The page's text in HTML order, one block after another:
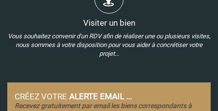
Visiter un bien
Vous souhaitez convenir d'un RDV afin de réaliser une ou plusieurs visites,
nous sommes à votre disposition pour vous aider à concrétiser votre
projet...
CRÉEZ VOTRE ALERTE EMAIL ...
Recevez gratuitement par email les biens correspondants à